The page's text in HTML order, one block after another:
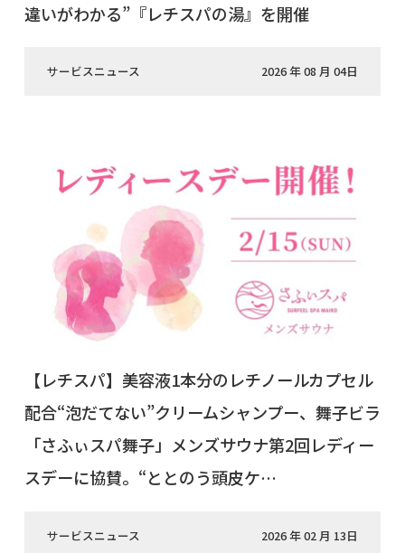
違いがわかる”『レチスパの湯』を開催
サービスニュース 2026 年 08 月 04日
【レチスパ】美容液1本分のレチノールカプセル
配合“泡だてない”クリームシャンプー、舞子ビラ
「さふぃスパ舞子」メンズサウナ第2回レディー
スデーに協賛。“ととのう頭皮ケ…
サービスニュース 2026 年 02 月 13日